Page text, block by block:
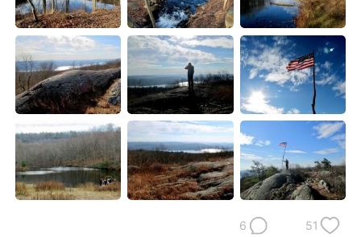
繁體中文 Español
Français Deutsch
日本語 한국어
Русский ไทย
Indonesia Italiano
51
6